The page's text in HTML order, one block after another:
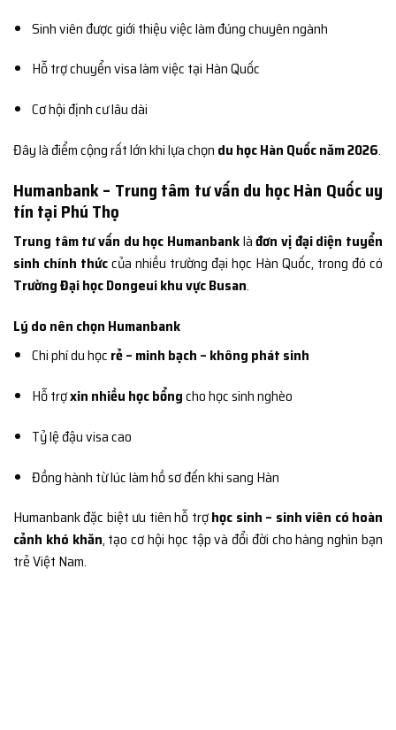
Sinh viên được giới thiệu việc làm đúng chuyên ngành
Hỗ trợ chuyển visa làm việc tại Hàn Quốc
Cơ hội định cư lâu dài
Đây là điểm cộng rất lớn khi lựa chọn du học Hàn Quốc năm 2026.
Humanbank – Trung tâm tư vấn du học Hàn Quốc uy
tín tại Phú Thọ
Trung tâm tư vấn du học Humanbanklàđơn vị đại diện tuyển
sinh chính thứccủa nhiều trường đại học Hàn Quốc, trong đó có
Trường Đại học Dongeui khu vực Busan.
Lý do nên chọn Humanbank
Chi phí du học rẻ – minh bạch – không phát sinh
Hỗ trợxin nhiều học bổngcho học sinh nghèo
Tỷ lệ đậu visa cao
Đồng hành từ lúc làm hồ sơ đến khi sang Hàn
Humanbank đặc biệt ưu tiên hỗ trợhọc sinh – sinh viên có hoàn
cảnh khó khăn, tạo cơ hội học tập và đổi đời cho hàng nghìn bạn
trẻ Việt Nam.